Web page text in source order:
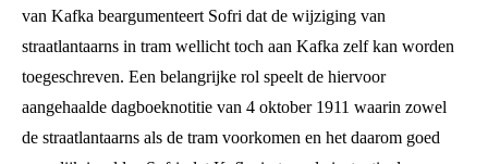
van Kafka beargumenteert Sofri dat de wijziging van
straatlantaarns in tram wellicht toch aan Kafka zelf kan worden
toegeschreven. Een belangrijke rol speelt de hiervoor
aangehaalde dagboeknotitie van 4 oktober 1911 waarin zowel
de straatlantaarns als de tram voorkomen en het daarom goed